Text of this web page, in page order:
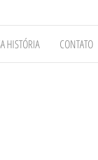
HISTÓRIA CONTATO